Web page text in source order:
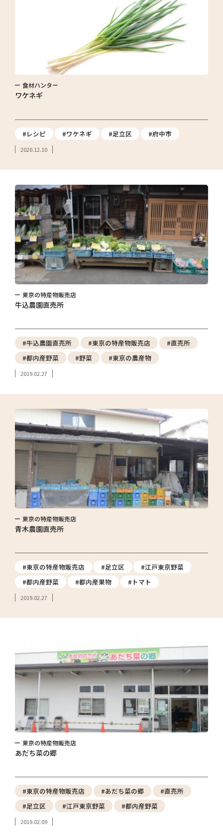
食材ハンター
ワケネギ
#レシピ #ワケネギ #足立区 #府中市
2020.12.10
東京の特産物販売店
牛込農園直売所
#牛込農園直売所 #東京の特産物販売店
#直売所
#都内産野菜
#野菜 #東京の農産物
2019.02.27
東京の特産物販売店
青木農園直売所
#東京の特産物販売店 #足立区
#江戸東京野菜
#都内産野菜
#都内産果物 #トマト
2019.02.27
東京の特産物販売店
あだち菜の郷
#東京の特産物販売店 #あだち菜の郷
#直売所
#足立区
#江戸東京野菜 #都内産野菜
2019.02.09